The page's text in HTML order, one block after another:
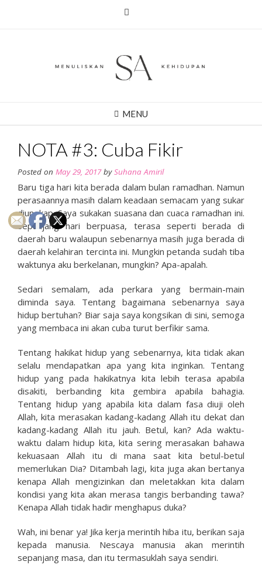
MENU
NOTA #3: Cuba Fikir
Posted on May 29, 2017bySuhana Amiril
Baru tiga hari kita berada dalam bulan ramadhan. Namun
perasaannya masih dalam keadaan semacam yang sukar
diungkap. Saya sukakan suasana dan cuaca ramadhan ini.
Sepanjang hari berpuasa, terasa seperti berada di
daerah baru walaupun sebenarnya masih juga berada di
daerah kelahiran tercinta ini. Mungkin petanda sudah tiba
waktunya aku berkelanan, mungkin? Apa-apalah.
Sedari semalam, ada perkara yang bermain-main
diminda saya. Tentang bagaimana sebenarnya saya
hidup bertuhan? Biar saja saya kongsikan di sini, semoga
yang membaca ini akan cuba turut berfikir sama.
Tentang hakikat hidup yang sebenarnya, kita tidak akan
selalu mendapatkan apa yang kita inginkan. Tentang
hidup yang pada hakikatnya kita lebih terasa apabila
disakiti, berbanding kita gembira apabila bahagia.
Tentang hidup yang apabila kita dalam fasa diuji oleh
Allah, kita merasakan kadang-kadang Allah itu dekat dan
kadang-kadang Allah itu jauh. Betul, kan? Ada waktu-
waktu dalam hidup kita, kita sering merasakan bahawa
kekuasaan Allah itu di mana saat kita betul-betul
memerlukan Dia? Ditambah lagi, kita juga akan bertanya
kenapa Allah mengizinkan dan meletakkan kita dalam
kondisi yang kita akan merasa tangis berbanding tawa?
Kenapa Allah tidak hadir menghapus duka?
Wah, ini benar ya! Jika kerja merintih hiba itu, berikan saja
kepada manusia. Nescaya manusia akan merintih
sepanjang masa, dan itu termasuklah saya sendiri.